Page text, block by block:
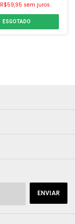
R$59,95 sem juros
ESGOTADO